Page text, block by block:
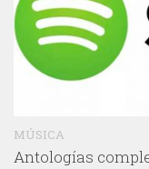
MÚSICA
Antologías